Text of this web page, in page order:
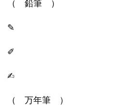
（ 鉛筆 ）
✎
✐
✍︎
（ 万年筆 ）